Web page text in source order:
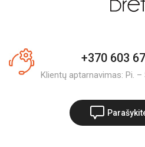
+370 603
Klientų aptarnavimas: Pi. –